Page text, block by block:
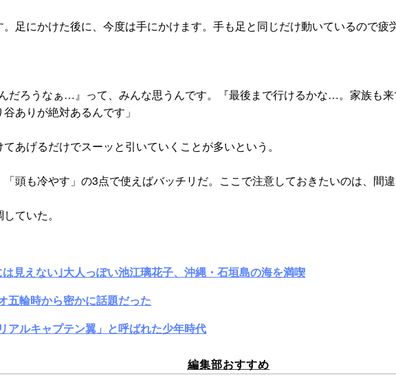
足にかけた後に、今度は手にかけます。手も足と同じだけ動いているので疲
だろうなぁ…』って、みんな思うんです。『最後まで行けるかな…。家族も
ありが絶対あるんです」
あげるだけでスーッと引いていくことが多いという。
頭も冷やす」の3点で使えばバッチリだ。ここで注意しておきたいのは、間
ていた。
見えない｣大人っぽい池江璃花子、沖縄・石垣島の海を満喫
輪時から密かに話題だった
ルキャプテン翼」と呼ばれた少年時代
編集部おすすめ